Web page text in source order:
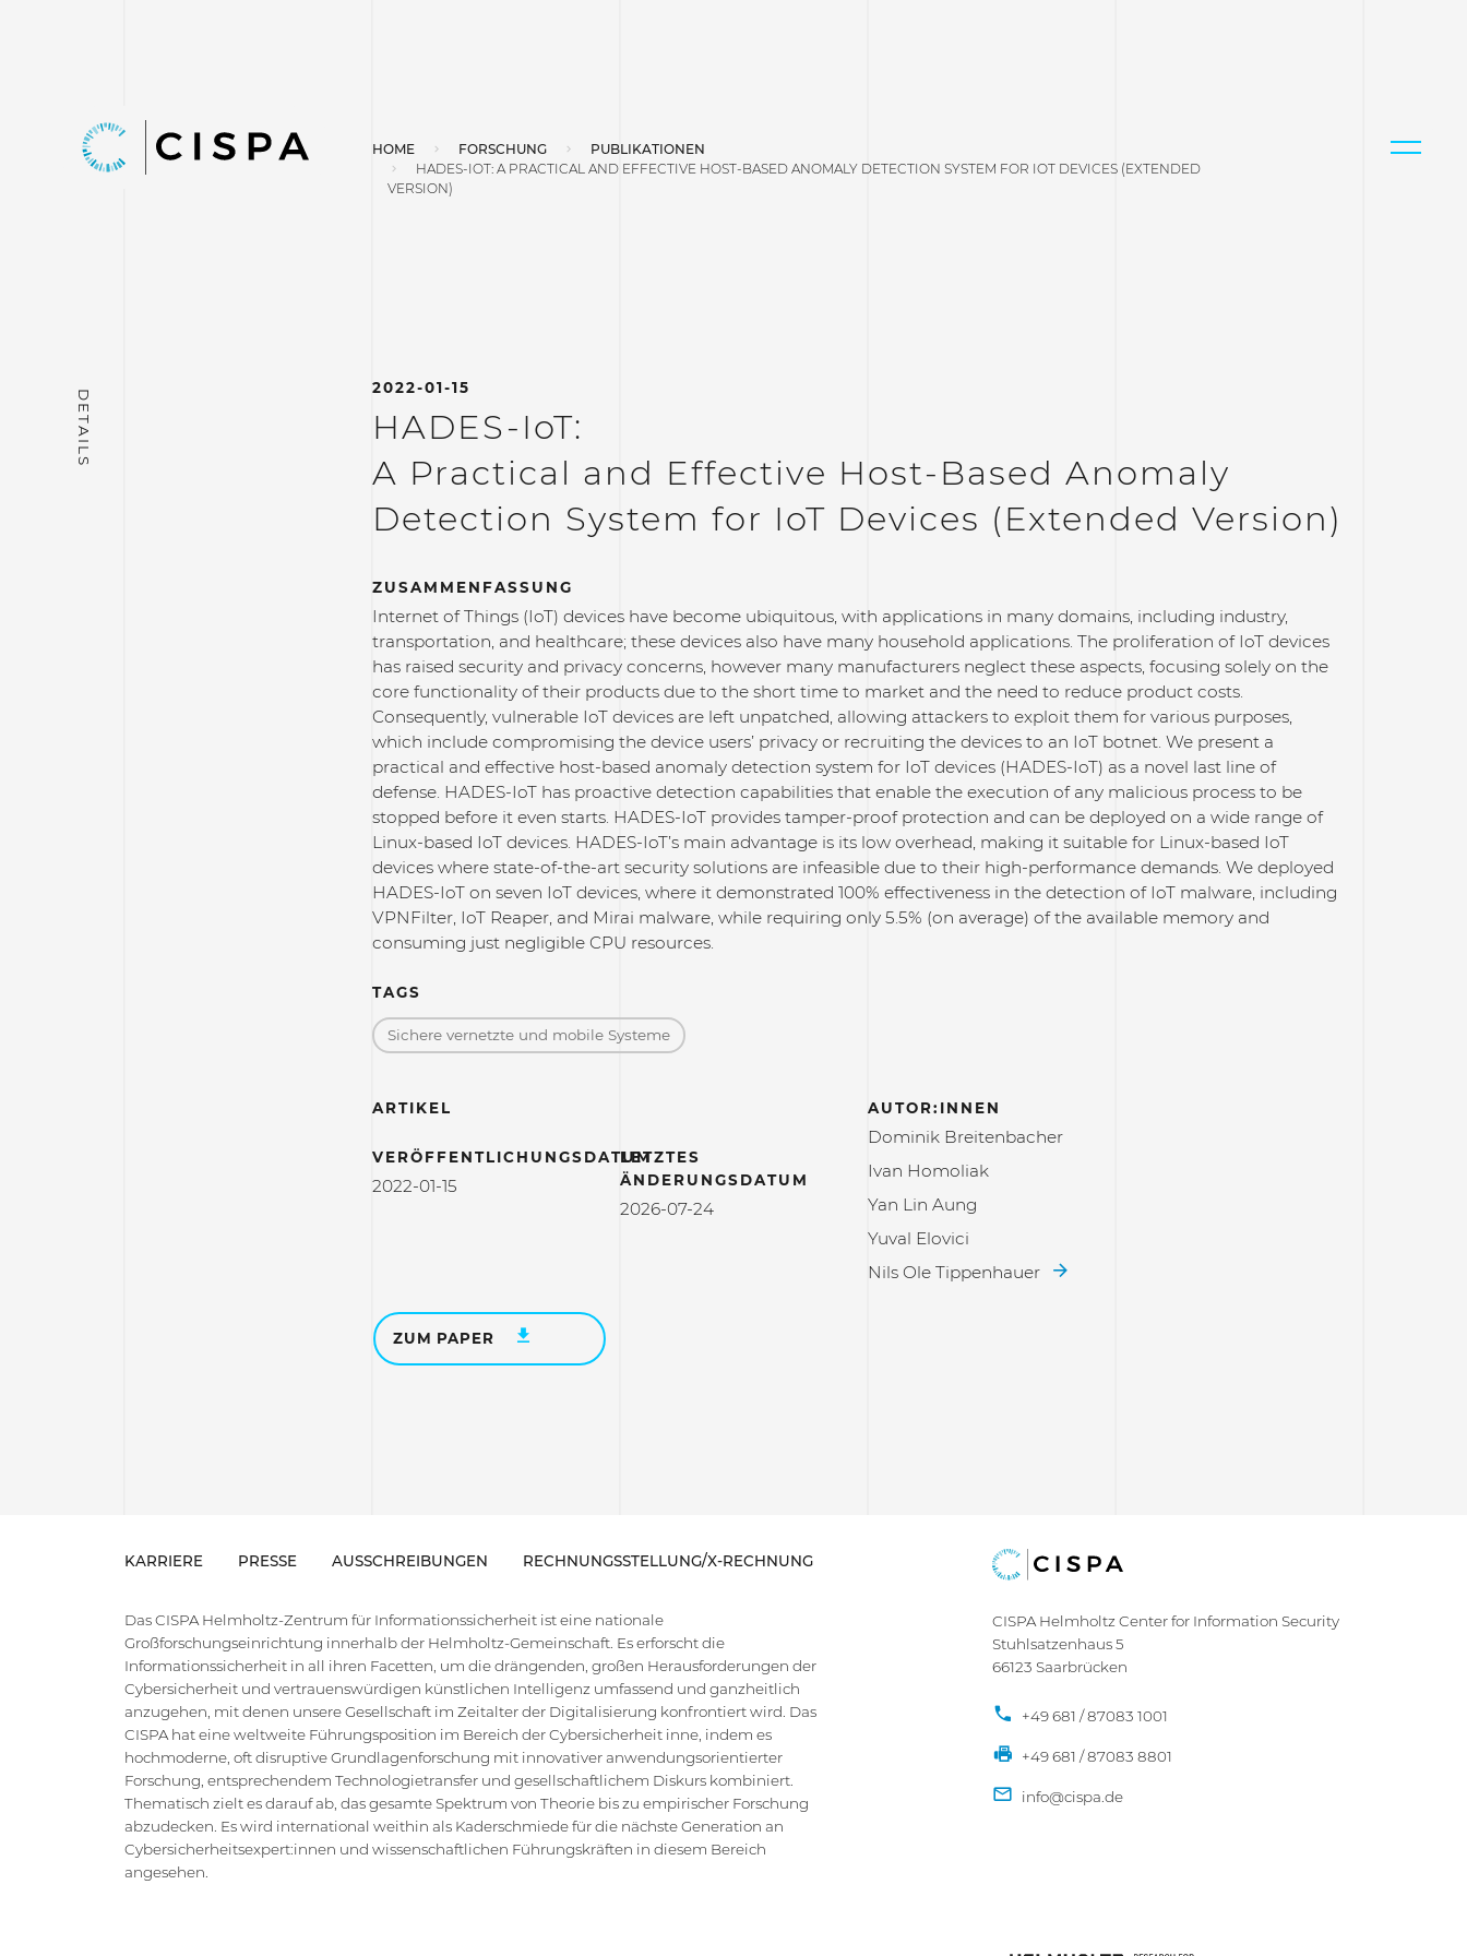
HOME FORSCHUNG
PUBLIKATIONEN
HADES-IOT: A PRACTICAL AND EFFECTIVE HOST-BASED ANOMALY DETECTION SYSTEM FOR IOT DEVICES (EXTENDED
VERSION)
2022-01-15
HADES-IoT:
A Practical and Effective Host-Based Anomaly
Detection System for IoT Devices (Extended Version)
ZUSAMMENFASSUNG
Internet of Things (IoT) devices have become ubiquitous, with applications in many domains, including industry,
transportation, and healthcare; these devices also have many household applications. The proliferation of IoT devices
has raised security and privacy concerns, however many manufacturers neglect these aspects, focusing solely on the
core functionality of their products due to the short time to market and the need to reduce product costs.
Consequently, vulnerable IoT devices are left unpatched, allowing attackers to exploit them for various purposes,
which include compromising the device users’ privacy or recruiting the devices to an IoT botnet. We present a
practical and effective host-based anomaly detection system for IoT devices (HADES-IoT) as a novel last line of
defense. HADES-IoT has proactive detection capabilities that enable the execution of any malicious process to be
stopped before it even starts. HADES-IoT provides tamper-proof protection and can be deployed on a wide range of
Linux-based IoT devices. HADES-IoT’s main advantage is its low overhead, making it suitable for Linux-based IoT
devices where state-of-the-art security solutions are infeasible due to their high-performance demands. We deployed
HADES-IoT on seven IoT devices, where it demonstrated 100% effectiveness in the detection of IoT malware, including
VPNFilter, IoT Reaper, and Mirai malware, while requiring only 5.5% (on average) of the available memory and
consuming just negligible CPU resources.
TAGS
Sichere vernetzte und mobile Systeme
ARTIKEL
VERÖFFENTLICHUNGSDATUM
2022-01-15
LETZTES
ÄNDERUNGSDATUM
2026-07-24
AUTOR:INNEN
Dominik Breitenbacher
Ivan Homoliak
Yan Lin Aung
Yuval Elovici
Nils Ole Tippenhauer
ZUM PAPER
KARRIERE PRESSE AUSSCHREIBUNGEN RECHNUNGSSTELLUNG/X-RECHNUNG
Das CISPA Helmholtz-Zentrum für Informationssicherheit ist eine nationale
Großforschungseinrichtung innerhalb der Helmholtz-Gemeinschaft. Es erforscht die
Informationssicherheit in all ihren Facetten, um die drängenden, großen Herausforderungen der
Cybersicherheit und vertrauenswürdigen künstlichen Intelligenz umfassend und ganzheitlich
anzugehen, mit denen unsere Gesellschaft im Zeitalter der Digitalisierung konfrontiert wird. Das
CISPA hat eine weltweite Führungsposition im Bereich der Cybersicherheit inne, indem es
hochmoderne, oft disruptive Grundlagenforschung mit innovativer anwendungsorientierter
Forschung, entsprechendem Technologietransfer und gesellschaftlichem Diskurs kombiniert.
Thematisch zielt es darauf ab, das gesamte Spektrum von Theorie bis zu empirischer Forschung
abzudecken. Es wird international weithin als Kaderschmiede für die nächste Generation an
Cybersicherheitsexpert:innen und wissenschaftlichen Führungskräften in diesem Bereich
angesehen.
CISPA Helmholtz Center for Information Security
Stuhlsatzenhaus 5
66123 Saarbrücken
+49 681 / 87083 1001
+49 681 / 87083 8801